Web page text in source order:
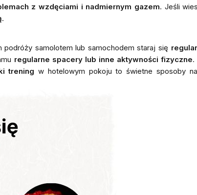
z wzdęciami i nadmiernym gazem. Jeśli
.
podróży samolotem lub samochodem staraj się
regularne spacery lub inne aktywności fizyczne.
trening w hotelowym pokoju to świetne sposoby na